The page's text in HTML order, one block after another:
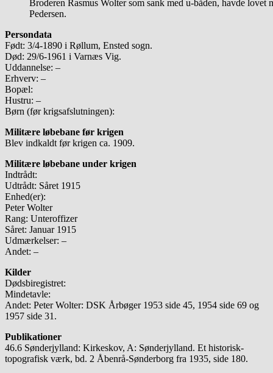
Broderen Rasmus Wolter som sank med u-båden, havde
Pedersen.
Persondata
Født: 3/4-1890 i Røllum, Ensted sogn.
Død: 29/6-1961 i Varnæs Vig.
Uddannelse: –
Erhverv: –
Bopæl:
Hustru: –
Børn (før krigsafslutningen):
Militære løbebane før krigen
Blev indkaldt før krigen ca. 1909.
Militære løbebane under krigen
Indtrådt:
Udtrådt: Såret 1915
Enhed(er):
Peter Wolter
Rang: Unteroffizer
Såret: Januar 1915
Udmærkelser: –
Andet: –
Kilder
Dødsbiregistret:
Mindetavle:
Andet: Peter Wolter: DSK Årbøger 1953 side 45, 1954 side 69 og
1957 side 31.
Publikationer
46.6 Sønderjylland: Kirkeskov, A: Sønderjylland. Et historisk-
topografisk værk, bd. 2 Åbenrå-Sønderborg fra 1935, side 180.